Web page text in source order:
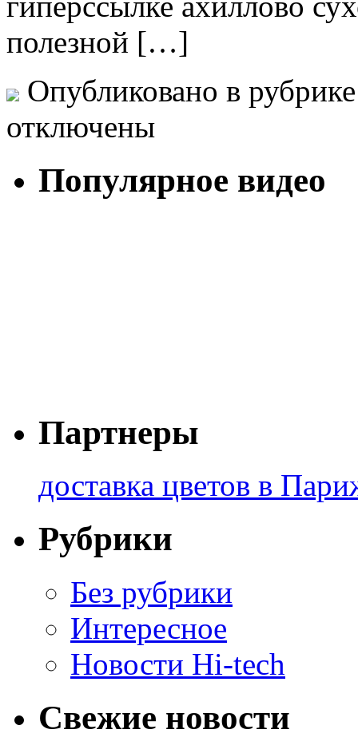
полезной […]
Опубликовано в
отключены
Популярное видео
Партнеры
доставка цветов в
Рубрики
Без рубрики
Интересное
Новости Hi-tech
Свежие новости